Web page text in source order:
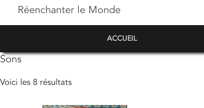
Réenchanter le Monde
ACCUEIL
Sons
Voici les 8 résultats